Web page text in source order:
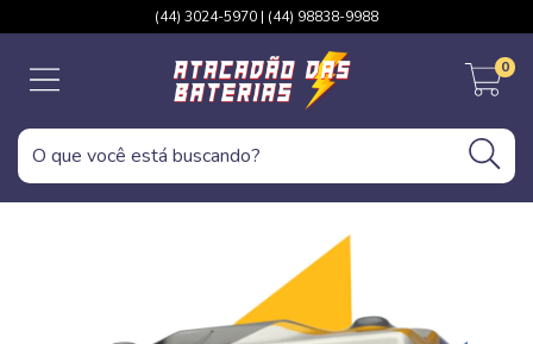
(44) 3024-5970 | (44) 98838-9988
0